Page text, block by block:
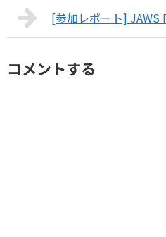
[参加レポート] JAWS
コメントする